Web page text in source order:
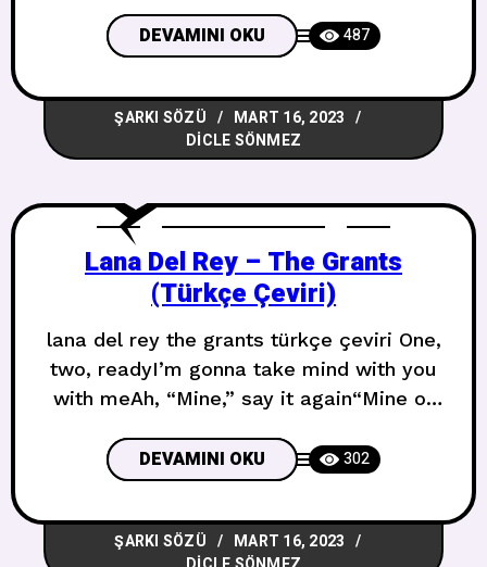
dance in the darkYou fill the spaces
inside of my heart, mm Bazen uçarız
bazen düşerizBazen, biz hiçmişiz gibi
hissediyorumIşıkta hayal kurar, karanlıkta
dans ederizKalbimin içindeki boşlukları
DEVAMINI OKU 487
ŞARKI SÖZÜ
MART 16, 2023
DICLE SÖNMEZ
Lana Del Rey – The Grants
(Türkçe Çeviri)
lana del rey the grants türkçe çeviri One,
two, readyI’m gonna take mind with you
with meAh, “Mine,” say it again“Mine of
timeOne, two, readyI’m gonna take mine
of you with meI’m gonna take mine of
you with meI’m gonna take mine of you
with meLike “Rocky Mountain High”The
DEVAMINI OKU 302
ŞARKI SÖZÜ
MART 16, 2023